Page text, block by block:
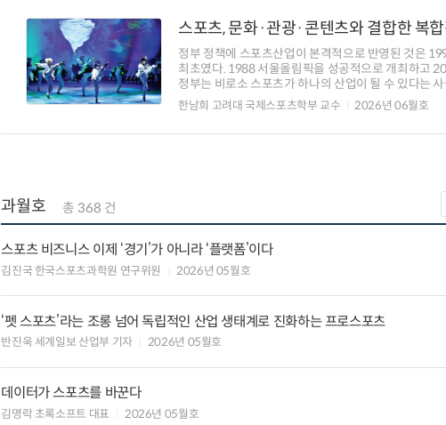
스포츠, 문화·관광·콘텐츠와 결합한 복
정부 정책에 스포츠산업이 본격적으로 반영된 것은
최초였다. 1988 서울올림픽을 성공적으로 개최하고
정부는 비로소 스포츠가 하나의 산업이 될 수 있다는
한남희 고려대 국제스포츠학부 교수 2026년 06월호
과월호 총 368 건
스포츠 비즈니스 이제 ‘경기’가 아니라 ‘플랫폼’이다
김진국 한국스포츠과학원 연구위원 2026년 05월호
‘펫 스포츠’라는 조롱 넘어 독립적인 산업 생태계로 진화하는 프로스포츠
반진욱 세계일보 산업부 기자 2026년 05월호
데이터가 스포츠를 바꾼다
김명락 초록소프트 대표 2026년 05월호